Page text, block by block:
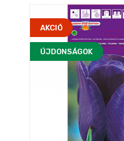
AKCIÓ
ÚJDONSÁGOK